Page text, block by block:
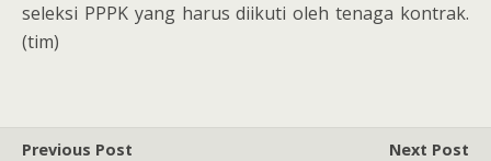
seleksi PPPK yang harus diikuti oleh tenaga kontrak.
(tim)
Previous Post
Next Post